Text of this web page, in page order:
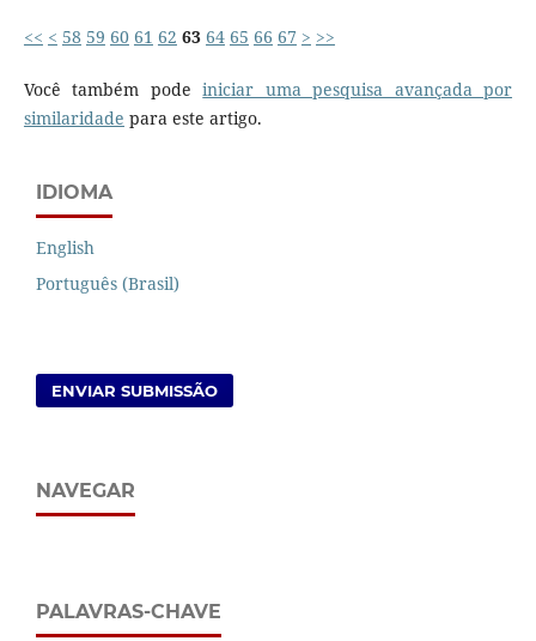
<< < 58 59 60 61 62 63 64 65 66 67 > >>
Você também podeiniciar uma pesquisa avançada por
similaridade para este artigo.
IDIOMA
English
Português (Brasil)
ENVIAR SUBMISSÃO
NAVEGAR
PALAVRAS-CHAVE